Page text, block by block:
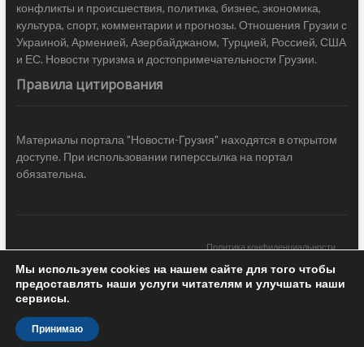
конфликты и происшествия, политика, бизнес, экономика,
культура, спорт, комментарии и прогнозы. Отношения Грузии с
Украиной, Арменией, Азербайджаном, Турцией, Россией, США
и ЕС. Новости туризма и достопримечательности Грузии.
Правила цитирования
Материалы портала "Новости-Грузия" находятся в открытом
доступе. При использовании гиперссылка на портал
обязательна.
Политика конфиденциальности
Новости Грузии| Black Sea Press LTD © 2020 All Rights Reserved /
Design & development —
Мы используем cookies на нашем сайте для того чтобы
предоставлять наши услуги читателям и улучшать наши
сервисы.
Принимаю